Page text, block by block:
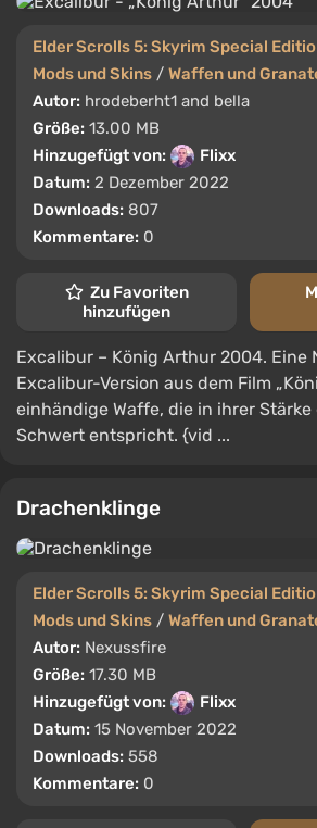
Elder Scrolls 5: Skyrim Special
Mods und Skins / Waffen und
Autor: hrodeberht1 and bella
Größe: 13.00 MB
Hinzugefügt von:
Flixx
Datum: 2 Dezember 2022
Downloads: 807
Kommentare: 0
Zu Favoriten
hinzufügen
Excalibur – König Arthur 2004. Eine
Excalibur-Version aus dem Film
einhändige Waffe, die in ihrer
Schwert entspricht. {vid ...
Drachenklinge
Elder Scrolls 5: Skyrim Special
Mods und Skins / Waffen und
Autor: Nexussfire
Größe: 17.30 MB
Hinzugefügt von:
Flixx
Datum: 15 November 2022
Downloads: 558
Kommentare: 0